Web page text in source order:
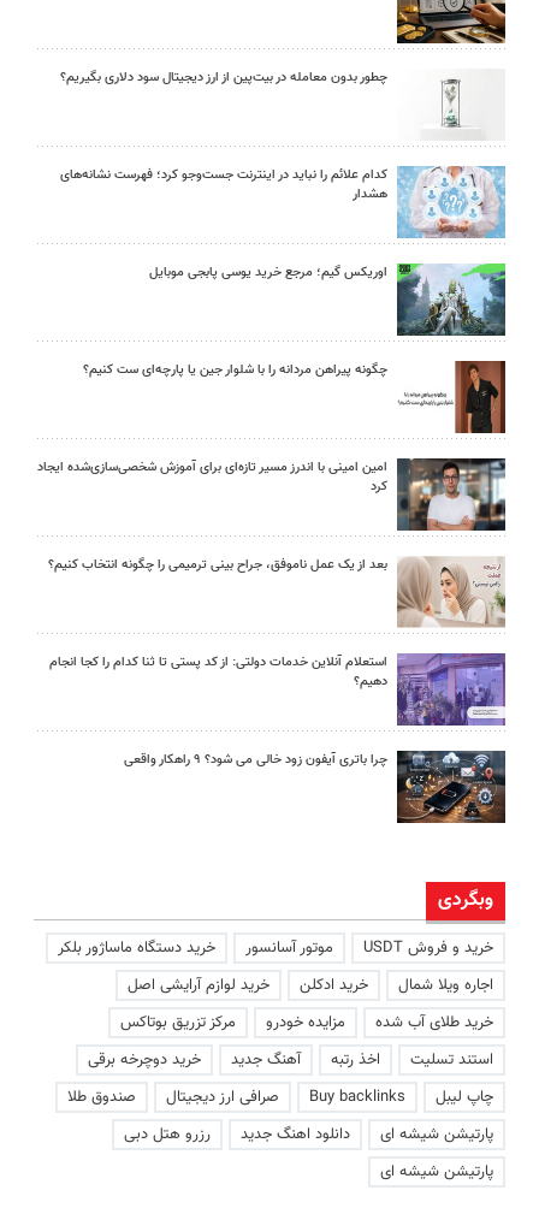
چطور بدون معامله در بیت‌پین از ارز دیجیتال سود دلاری بگیریم؟
کدام علائم را نباید در اینترنت جست‌وجو کرد؛ فهرست نشانه‌های
هشدار
اوریکس گیم؛ مرجع خرید یوسی پابجی موبایل
چگونه پیراهن مردانه را با شلوار جین یا پارچه‌ای ست کنیم؟
امین امینی با اندرز مسیر تازه‌ای برای آموزش شخصی‌سازی‌شده ایجاد
کرد
بعد از یک عمل ناموفق، جراح بینی ترمیمی را چگونه انتخاب کنیم؟
استعلام آنلاین خدمات دولتی: از کد پستی تا ثنا کدام را کجا انجام
دهیم؟
چرا باتری آیفون زود خالی می شود؟ ۹ راهکار واقعی
وبگردی
خرید و فروش USDT موتور آسانسور
خرید دستگاه ماساژور بلکر
اجاره ویلا شمال
خرید ادکلن
خرید لوازم آرایشی اصل
خرید طلای آب شده
مزایده خودرو
مرکز تزریق بوتاکس
استند تسلیت
اخذ رتبه آهنگ جدید
خرید دوچرخه برقی
چاپ لیبل
Buy backlinks صرافی ارز دیجیتال
صندوق طلا
پارتیشن شیشه ای
دانلود اهنگ جدید
رزرو هتل دبی
پارتیشن شیشه ای